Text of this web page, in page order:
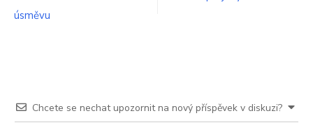
příspěvek
úsměvu
Chcete se nechat upozornit na nový příspěvek v diskuzi?